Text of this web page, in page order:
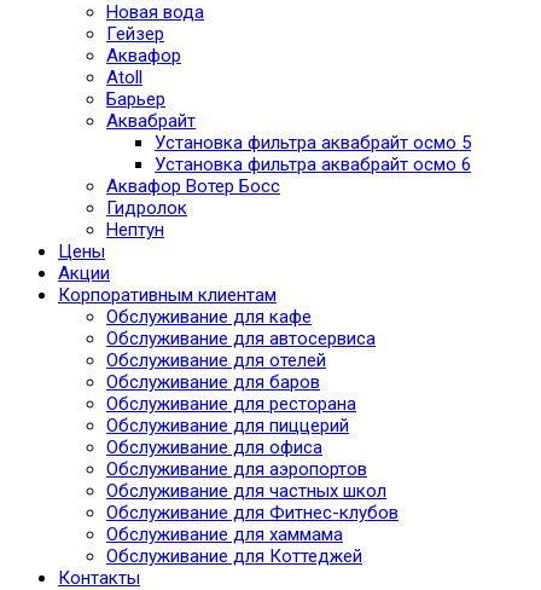
Новая вода
Гейзер
Аквафор
Atoll
Барьер
Аквабрайт
Установка фильтра аквабрайт осмо 5
Установка фильтра аквабрайт осмо 6
Аквафор Вотер Босс
Гидролок
Нептун
Цены
Акции
Корпоративным клиентам
Обслуживание для кафе
Обслуживание для автосервиса
Обслуживание для отелей
Обслуживание для баров
Обслуживание для ресторана
Обслуживание для пиццерий
Обслуживание для офиса
Обслуживание для аэропортов
Обслуживание для частных школ
Обслуживание для Фитнес-клубов
Обслуживание для хаммама
Обслуживание для Коттеджей
Контакты